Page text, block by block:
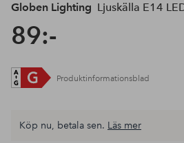
Globen Lighting Ljuskälla E14
89:-
Produktinformationsblad
Lägg i
Köp nu, betala sen. Läs mer